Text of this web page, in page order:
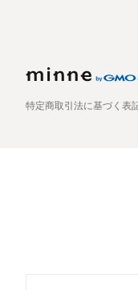
特定商取引法に基づく表